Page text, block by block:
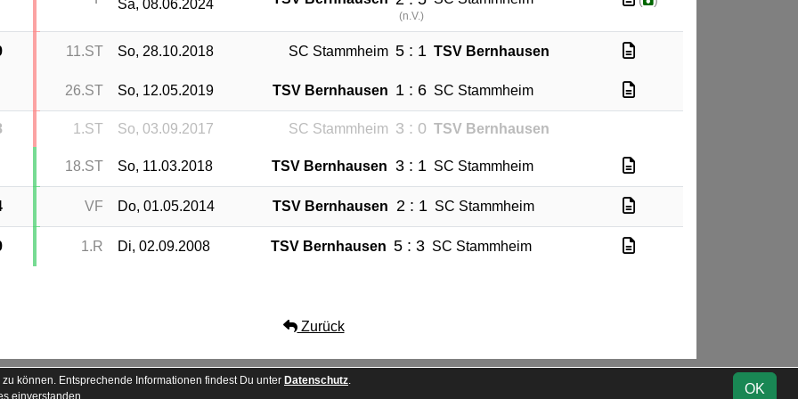
Sa, 08.06.2024
(n.V.)
11.ST So, 28.10.2018 SC Stammheim 5 : 1 TSV Bernhausen
26.ST So, 12.05.2019 TSV Bernhausen 1 : 6 SC Stammheim
1.ST So, 03.09.2017 SC Stammheim 3 : 0 TSV Bernhausen
18.ST So, 11.03.2018 TSV Bernhausen 3 : 1 SC Stammheim
VF Do, 01.05.2014 TSV Bernhausen 2 : 1 SC Stammheim
1.R Di, 02.09.2008 TSV Bernhausen 5 : 3 SC Stammheim
Zurück
Besucherstatistik Kontakt
OK
können. Entsprechende Informationen findest Du unter Datenschutz.
einverstanden.